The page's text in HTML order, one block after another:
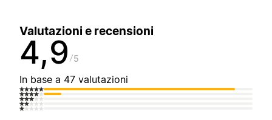
Valutazioni e recensioni
4,9 5
In base a 47 valutazioni